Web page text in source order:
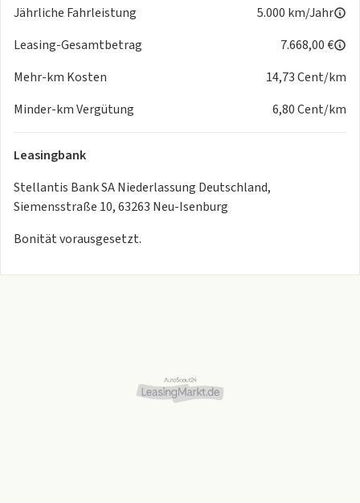
- Radioempfang digital (DAB+)
INTERIEUR
- Dachhimmel schwarz
- Fensterheber elektr. vorn - links mit Impulsgeber
- Getränkehalter vorn
- Innenspiegel mit Abblendautomatik
- Isofix-Aufnahmen für Kindersitz
- Kartentasche an Vordersitze
- Mittelarmlehne hinten
Jährliche Fahrleistung
5.000 km/Jahr
Leasing-Gesamtbetrag
7.668,00 €
Mehr-km Kosten
14,73 Cent/km
Minder-km Vergütung
6,80 Cent/km
Leasingbank
Stellantis Bank SA Niederlassung Deutschland,
Siemensstraße 10, 63263 Neu-Isenburg
Bonität vorausgesetzt.